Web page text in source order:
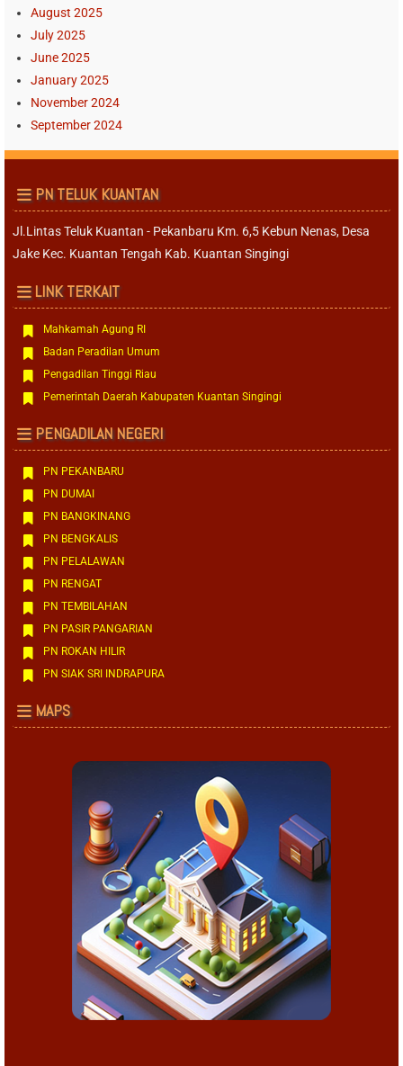
August 2025
July 2025
June 2025
January 2025
November 2024
September 2024
PN TELUK KUANTAN
Jl.Lintas Teluk Kuantan - Pekanbaru Km. 6,5 Kebun Nenas, Desa
Jake Kec. Kuantan Tengah Kab. Kuantan Singingi
LINK TERKAIT
Mahkamah Agung RI
Badan Peradilan Umum
Pengadilan Tinggi Riau
Pemerintah Daerah Kabupaten Kuantan Singingi
PENGADILAN NEGERI
PN PEKANBARU
PN DUMAI
PN BANGKINANG
PN BENGKALIS
PN PELALAWAN
PN RENGAT
PN TEMBILAHAN
PN PASIR PANGARIAN
PN ROKAN HILIR
PN SIAK SRI INDRAPURA
MAPS